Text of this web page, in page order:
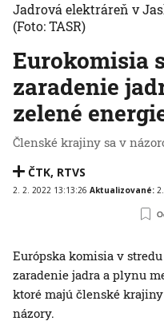
Eurokomisia
zaradenie
zelené
Členské krajiny sa v
ČTK, RTVS
2. 2. 2022 13:13:26 Aktualizované:
Jadrová elektráreň v
(Foto: TASR)
Európska komisia v
zaradenie jadra a plynu
ktoré majú členské
názory.